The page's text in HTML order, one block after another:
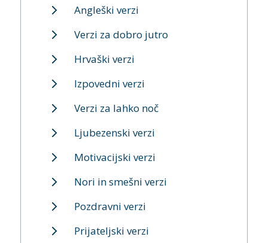
Angleški verzi
Verzi za dobro jutro
Hrvaški verzi
Izpovedni verzi
Verzi za lahko noč
Ljubezenski verzi
Motivacijski verzi
Nori in smešni verzi
Pozdravni verzi
Prijateljski verzi